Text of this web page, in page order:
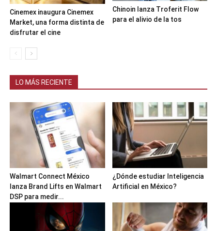
Cinemex inaugura Cinemex
Market, una forma distinta de
disfrutar el cine
Chinoin lanza Troferit Flow
para el alivio de la tos
LO MÁS RECIENTE
Walmart Connect México
lanza Brand Lifts en Walmart
DSP para medir...
¿Dónde estudiar Inteligencia
Artificial en México?